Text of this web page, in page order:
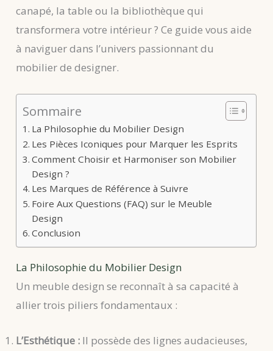
canapé, la table ou la bibliothèque qui
transformera votre intérieur ? Ce guide vous aide
à naviguer dans l’univers passionnant du
mobilier de designer.
Sommaire
La Philosophie du Mobilier Design
Les Pièces Iconiques pour Marquer les Esprits
Comment Choisir et Harmoniser son Mobilier
Design ?
Les Marques de Référence à Suivre
Foire Aux Questions (FAQ) sur le Meuble
Design
Conclusion
La Philosophie du Mobilier Design
Un meuble design se reconnaît à sa capacité à
allier trois piliers fondamentaux :
L’Esthétique : Il possède des lignes audacieuses,